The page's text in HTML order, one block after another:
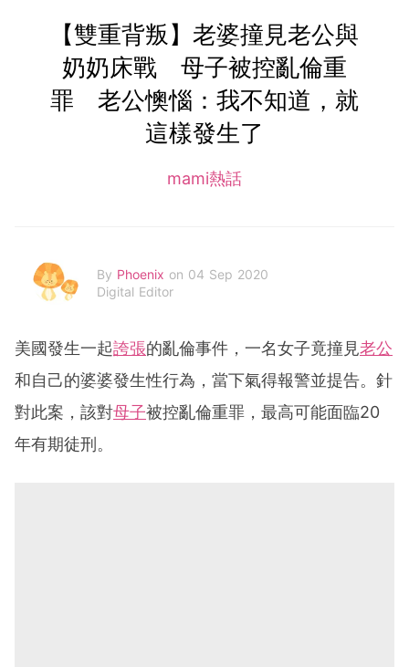
【雙重背叛】老婆撞見老公與
奶奶床戰 母子被控亂倫重
罪 老公懊惱：我不知道，就
這樣發生了
mami熱話
By Phoenix on 04 Sep 2020
Digital Editor
美國發生一起誇張的亂倫事件，一名女子竟撞見老公
和自己的婆婆發生性行為，當下氣得報警並提告。針
對此案，該對母子被控亂倫重罪，最高可能面臨20
年有期徒刑。